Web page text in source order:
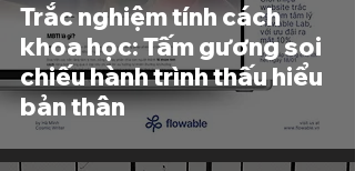
Trắc nghiệm tính cách
khoa học: Tấm gương soi
chiếu hành trình thấu hiểu
bản thân